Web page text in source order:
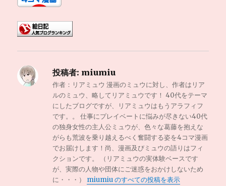
投稿者: miumiu
作者：リアミュウ 漫画のミュウに対し、作者はリア
ルのミュウ、略してリアミュウです！ 40代をテーマ
にしたブログですが、リアミュウはもうアラフィフ
です。。 仕事にプレイベートに悩みが尽きない40代
の独身女性の主人公ミュウが、色々な葛藤を抱えな
がらも荒波を乗り越えるべく奮闘する姿を4コマ漫画
でお届けします！尚、漫画及びミュウの語りはフィ
クションです。 （リアミュウの実体験ベースです
が、実際の人物や団体にご迷惑をおかけしないため
に・・・） miumiu のすべての投稿を表示